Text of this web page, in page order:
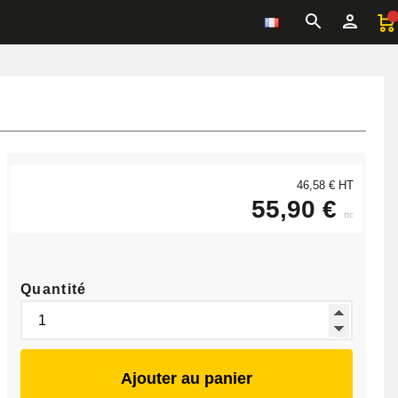
46,58 € HT
55,90 € ttc
Quantité
Ajouter au panier